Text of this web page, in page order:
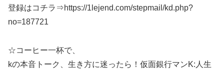
登録はコチラ⇒https://1lejend.com/stepmail/kd.php?
no=187721
☆コーヒー一杯で、
kの本音トーク、生き方に迷ったら！仮面銀行マンK:人生